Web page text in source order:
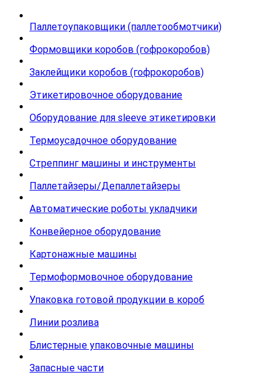
Паллетоупаковщики (паллетообмотчики)
Формовщики коробов (гофрокоробов)
Заклейщики коробов (гофрокоробов)
Этикетировочное оборудование
Оборудование для sleeve этикетировки
Термоусадочное оборудование
Стреппинг машины и инструменты
Паллетайзеры/Депаллетайзеры
Автоматические роботы укладчики
Конвейерное оборудование
Картонажные машины
Термоформовочное оборудование
Упаковка готовой продукции в короб
Линии розлива
Блистерные упаковочные машины
Запасные части